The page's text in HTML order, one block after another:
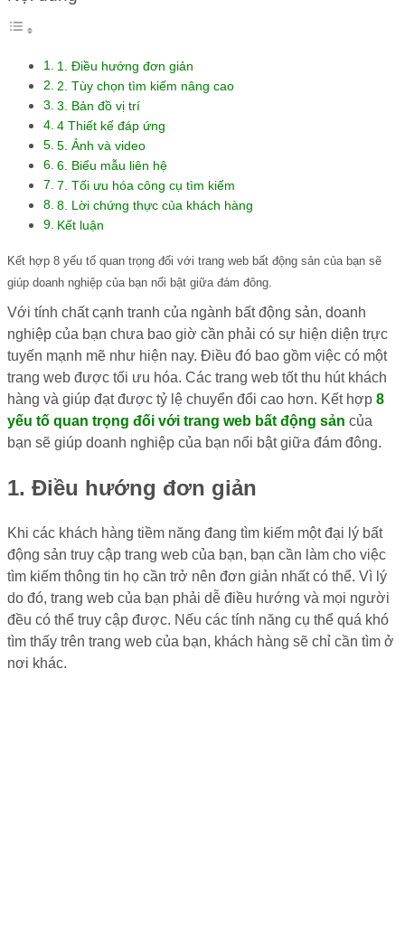
1. Điều hướng đơn giản
2. Tùy chọn tìm kiếm nâng cao
3. Bản đồ vị trí
4 Thiết kế đáp ứng
5. Ảnh và video
6. Biểu mẫu liên hệ
7. Tối ưu hóa công cụ tìm kiếm
8. Lời chứng thực của khách hàng
Kết luận
Kết hợp 8 yếu tố quan trọng đối với trang web bất động sản của bạn sẽ
giúp doanh nghiệp của bạn nổi bật giữa đám đông.
Với tính chất cạnh tranh của ngành bất động sản, doanh
nghiệp của bạn chưa bao giờ cần phải có sự hiện diện trực
tuyến mạnh mẽ như hiện nay. Điều đó bao gồm việc có một
trang web được tối ưu hóa. Các trang web tốt thu hút khách
hàng và giúp đạt được tỷ lệ chuyển đổi cao hơn. Kết hợp 8
yếu tố quan trọng đối với trang web bất động sản của
bạn sẽ giúp doanh nghiệp của bạn nổi bật giữa đám đông.
1. Điều hướng đơn giản
Khi các khách hàng tiềm năng đang tìm kiếm một đại lý bất
động sản truy cập trang web của bạn, bạn cần làm cho việc
tìm kiếm thông tin họ cần trở nên đơn giản nhất có thể. Vì lý
do đó, trang web của bạn phải dễ điều hướng và mọi người
đều có thể truy cập được. Nếu các tính năng cụ thể quá khó
tìm thấy trên trang web của bạn, khách hàng sẽ chỉ cần tìm ở
nơi khác.